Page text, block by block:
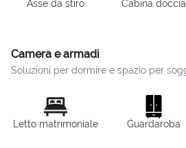
Asse da stiro Cabina doccia
Camera e armadi
Soluzioni per dormire e spazio per
Letto matrimoniale Guardaroba